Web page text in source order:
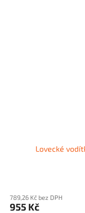
Lovecké
789,26 Kč bez DPH
955 Kč